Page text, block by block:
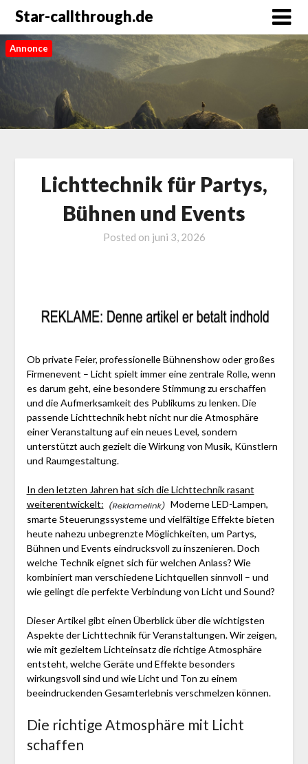
Star-callthrough.de
Annonce
Lichttechnik für Partys,
Bühnen und Events
Posted on juni 3, 2026
Ob private Feier, professionelle Bühnenshow oder großes
Firmenevent – Licht spielt immer eine zentrale Rolle, wenn
es darum geht, eine besondere Stimmung zu erschaffen
und die Aufmerksamkeit des Publikums zu lenken. Die
passende Lichttechnik hebt nicht nur die Atmosphäre
einer Veranstaltung auf ein neues Level, sondern
unterstützt auch gezielt die Wirkung von Musik, Künstlern
und Raumgestaltung.
In den letzten Jahren hat sich die Lichttechnik rasant
weiterentwickelt:
Moderne LED-Lampen,
smarte Steuerungssysteme und vielfältige Effekte bieten
heute nahezu unbegrenzte Möglichkeiten, um Partys,
Bühnen und Events eindrucksvoll zu inszenieren. Doch
welche Technik eignet sich für welchen Anlass? Wie
kombiniert man verschiedene Lichtquellen sinnvoll – und
wie gelingt die perfekte Verbindung von Licht und Sound?
Dieser Artikel gibt einen Überblick über die wichtigsten
Aspekte der Lichttechnik für Veranstaltungen. Wir zeigen,
wie mit gezieltem Lichteinsatz die richtige Atmosphäre
entsteht, welche Geräte und Effekte besonders
wirkungsvoll sind und wie Licht und Ton zu einem
beeindruckenden Gesamterlebnis verschmelzen können.
Die richtige Atmosphäre mit Licht
schaffen